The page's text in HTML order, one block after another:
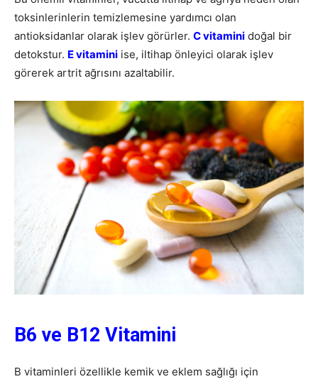
toksinlerinlerin temizlemesine yardımcı olan
antioksidanlar olarak işlev görürler. C vitamini doğal bir
detokstur. E vitamini ise, iltihap önleyici olarak işlev
görerek artrit ağrısını azaltabilir.
B6 ve B12 Vitamini
B vitaminleri özellikle kemik ve eklem sağlığı için